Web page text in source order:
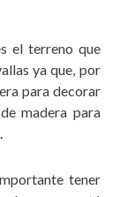
el terreno que
ya que, por
para decorar
madera para
tener